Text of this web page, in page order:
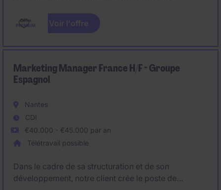
à échelle internationale auprès de ses clients
industriels agroalimentaires.
Voir l'offre
Marketing Manager France H/F - Groupe
Espagnol
Nantes
CDI
€40.000 - €45.000 par an
Télétravail possible
Dans le cadre de sa structuration et de son
développement, notre client crée le poste de